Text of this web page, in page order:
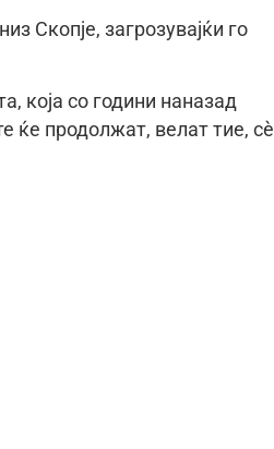
Скопје, загрозувајќи го
која со години наназад
ќе продолжат, велат тие, сè